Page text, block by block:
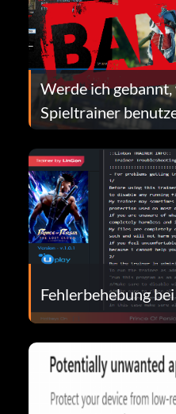
Werde ich
Spieltrainer
Fehlerbehebung